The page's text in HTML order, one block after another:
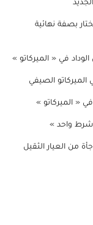
بصفة نهائية
في « الميركاتو »
الصيفي
« الميركاتو »
شرط واحد »
من العيار الثقيل